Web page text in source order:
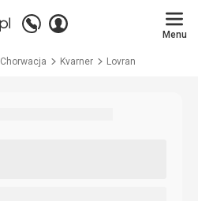
Zadzwoń
+48 71 771 76 55
Zaloguj
Menu
Chorwacja Kvarner Lovran